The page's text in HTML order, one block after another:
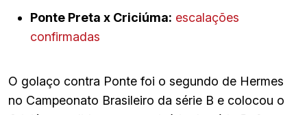
Ponte Preta x Criciúma: escalações
confirmadas
O golaço contra Ponte foi o segundo de Hermes
no Campeonato Brasileiro da série B e colocou o